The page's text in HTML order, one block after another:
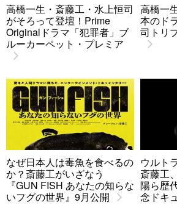
高橋一生・斎藤工・水上恒司
がそろって登壇！Prime
Originalドラマ「犯罪者」ブ
ルーカーペット・プレミア
高橋一
本のド
司トリ
なぜ日本人は毒魚を食べるの
か？斎藤工がいざなう
『GUN FISH あなたの知らな
いフグの世界』9月公開
ウルト
斎藤工
陽ら歴
念ドキ